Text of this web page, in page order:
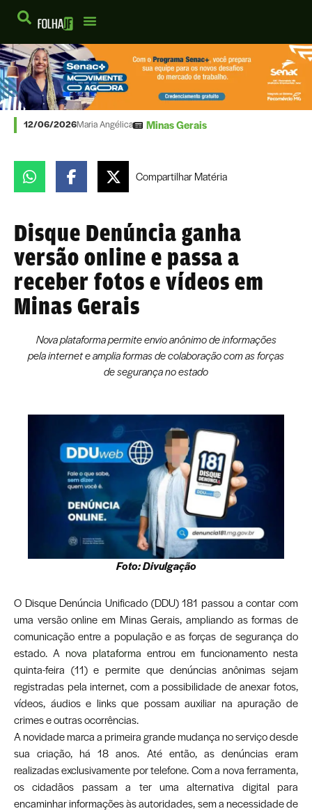
12/06/2026Maria Angélica Minas Gerais
CompartilharMatéria
Disque Denúncia ganha
versão online e passa a
receber fotos e vídeos em
Minas Gerais
Nova plataforma permite envio anônimo de informações
pela internet e amplia formas de colaboração com as forças
de segurança no estado
Foto: Divulgação
O Disque Denúncia Unificado (DDU) 181 passou a contar com
uma versão online em Minas Gerais, ampliando as formas de
comunicação entre a população e as forças de segurança do
estado. A nova plataforma entrou em funcionamento nesta
quinta-feira (11) e permite que denúncias anônimas sejam
registradas pela internet, com a possibilidade de anexar fotos,
vídeos, áudios e links que possam auxiliar na apuração de
crimes e outras ocorrências.
A novidade marca a primeira grande mudança no serviço desde
sua criação, há 18 anos. Até então, as denúncias eram
realizadas exclusivamente por telefone. Com a nova ferramenta,
os cidadãos passam a ter uma alternativa digital para
encaminhar informações às autoridades, sem a necessidade de